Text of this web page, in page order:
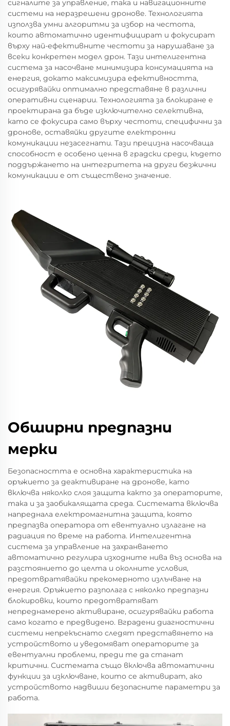
сигналите за управление, така и навигационните
системи на неразрешени дронове. Технологията
използва умни алгоритми за избор на честота,
които автоматично идентифицират и фокусират
върху най-ефективните честоти за нарушаване за
всеки конкретен модел дрон. Тази интелигентна
система за насочване минимизира консумацията на
енергия, докато максимизира ефективността,
осигурявайки оптимално представяне в различни
оперативни сценарии. Технологията за блокиране е
проектирана да бъде изключително селективна,
като се фокусира само върху честоти, специфични за
дронове, оставяйки другите електронни
комуникации незасегнати. Тази прецизна насочваща
способност е особено ценна в градски среди, където
поддържането на интегритета на други безжични
комуникации е от съществено значение.
Обширни предпазни
мерки
Безопасността е основна характеристика на
оръжието за деактивиране на дронове, като
включва няколко слоя защита както за операторите,
така и за заобикалящата среда. Системата включва
напреднала електромагнитна защита, която
предпазва оператора от евентуално излагане на
радиация по време на работа. Интелигентна
система за управление на захранването
автоматично регулира изходните нива въз основа на
разстоянието до целта и околните условия,
предотвратявайки прекомерното излъчване на
енергия. Оръжието разполага с няколко предпазни
блокировки, които предотвратяват
непреднамерено активиране, осигурявайки работа
само когато е предвидено. Вградени диагностични
системи непрекъснато следят представянето на
устройството и уведомяват операторите за
евентуални проблеми, преди те да станат
критични. Системата също включва автоматични
функции за изключване, които се активират, ако
устройството надвиши безопасните параметри за
работа.